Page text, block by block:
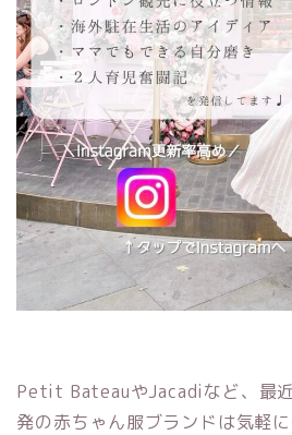
Petit BateauやJacadiなど、最
発の赤ちゃん服ブランドは気軽